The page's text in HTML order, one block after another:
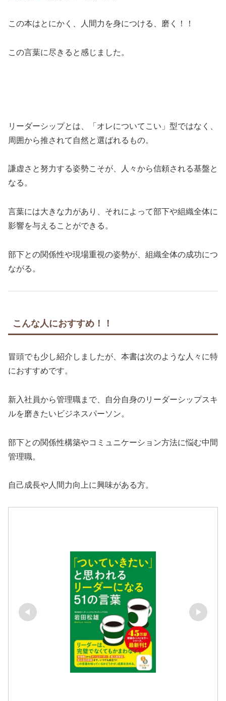
この本はとにかく、人間力を身につける、磨く！！
この言葉に尽きると感じました。
リーダーシップとは、「オレについてこい」型ではなく、
周囲から推されて自然と選ばれるもの。
謙虚さと努力する姿勢こそが、人々から信頼される基盤と
なる。
言葉には大きな力があり、それによって部下や組織全体に
影響を与えることができる。
部下との関係性や現場重視の姿勢が、組織全体の成功につ
ながる。
こんな人におすすめ！！
冒頭でも少し紹介しましたが、本書は次のような人々に特
におすすめです。
新入社員から管理職まで、自分自身のリーダーシップスキ
ルを磨きたいビジネスパーソン。
部下との関係性構築やコミュニケーション方法に悩む中間
管理職。
自己成長や人間力向上に興味がある方。